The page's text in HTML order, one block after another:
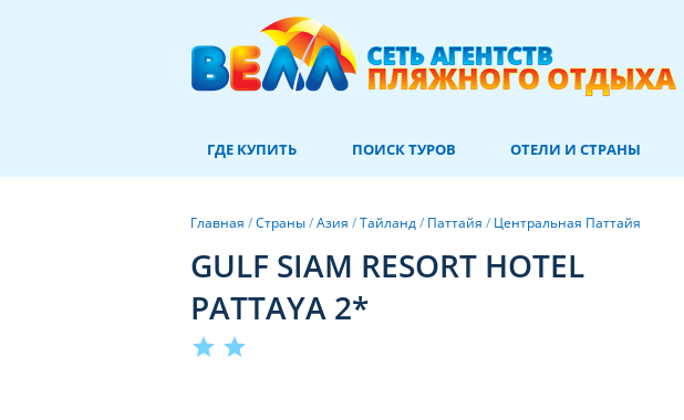
ГДЕ КУПИТЬ ПОИСК ТУРОВ ОТЕЛИ И СТРАНЫ
Главная /Страны/Азия /Тайланд/ Паттайя / Центральная Паттайя
GULF SIAM RESORT HOTEL
PATTAYA 2*
star star